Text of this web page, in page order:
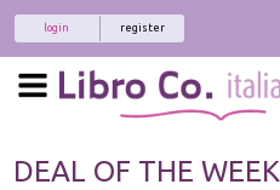
register
login
DEAL OF THE WEEK